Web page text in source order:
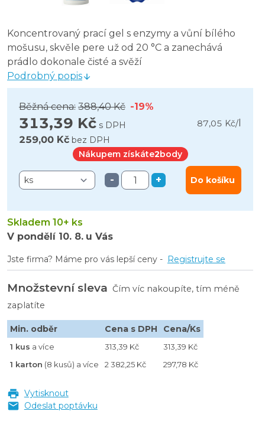
Koncentrovaný prací gel s enzymy a vůní bílého
mošusu, skvěle pere už od 20 °C a zanechává
prádlo dokonale čisté a svěží
Podrobný popis
Běžná cena: 388,40 Kč -19%
313,39 Kč s DPH 87,05 Kč/
259,00 Kč bez DPH
Nákupem získáte2body
- + Do košíku
Skladem 10+ ks
V pondělí 10. 8. u Vás
Jste firma? Máme pro vás lepší ceny - Registrujte se
Množstevní sleva Čím víc nakoupíte, tím méně
zaplatíte
Min. odběr Cena s DPH Cena/Ks
1 kus a více 313,39 Kč
313,39 Kč
1 karton (8 kusů) a více 2 382,25 Kč 297,78 Kč
Vytisknout
Odeslat poptávku